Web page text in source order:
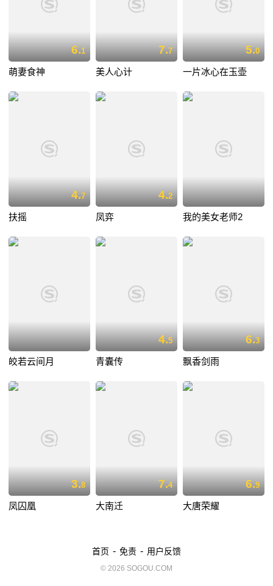
6.1
萌妻食神
7.7
美人心计
5.0
一片冰心在玉壶
4.7
扶摇
4.2
凤弈 我的美女老师2
皎若云间月
4.5
青囊传
6.3
飘香剑雨
3.8
凤囚凰
7.4
大南迁
6.9
大唐荣耀
首页 - 免责 - 用户反馈
© 2026 SOGOU.COM